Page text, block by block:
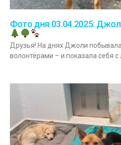
Фото дня 03.04.2025:
Друзья! На днях Джоли
волонтёрами – и показала себя